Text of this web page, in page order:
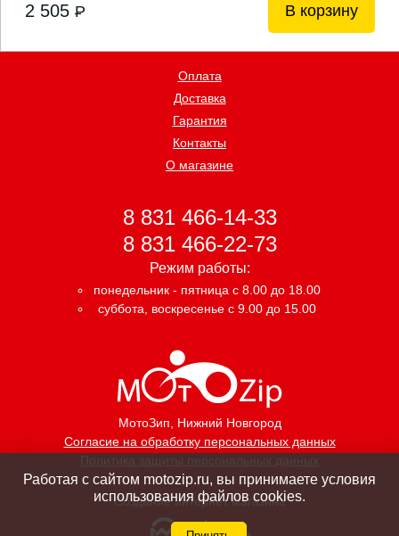
2 505 P В корзину
МотоЗип, Нижний Новгород
Согласие на обработку персональных данных
Политика защиты персональных данных
Оплата
Доставка
Гарантия
Контакты
О магазине
8 831 466-14-33
8 831 466-22-73
Режим работы:
понедельник - пятница с 8.00 до 18.00
суббота, воскресенье с 9.00 до 15.00
Создание интернет магазина
Работая с сайтом motozip.ru, вы принимаете условия
использования файлов cookies.